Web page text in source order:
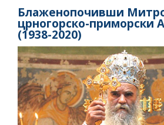
Блаженопочивши
црногорско-приморски
(1938-2020)